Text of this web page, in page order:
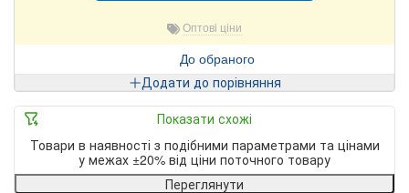
Оптові ціни
До обраного
Додати до порівняння
Показати схожі
Товари в наявності з подібними параметрами та цінами
у межах ±20% від ціни поточного товару
Переглянути